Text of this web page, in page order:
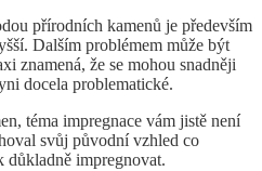
přírodních kamenů je především
Dalším problémem může být
znamená, že se mohou snadněji
docela problematické.
téma impregnace vám jistě není
svůj původní vzhled co
důkladně impregnovat.